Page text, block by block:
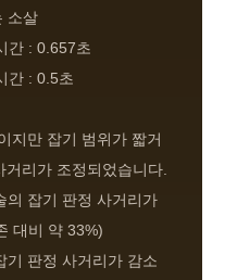
소살
간 : 0.657초
간 : 0.5초
지만 잡기 범위가 짧거
리가 조정되었습니다.
의 잡기 판정 사거리가
대비 약 33%)
기 판정 사거리가 감소